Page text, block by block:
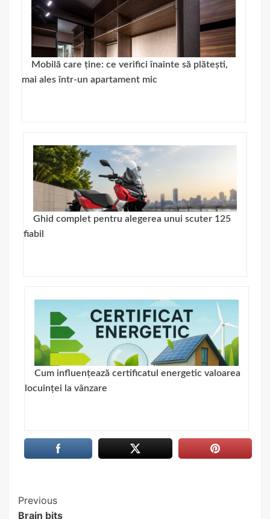
Mobilă care ține: ce verifici înainte să plătești,
mai ales într-un apartament mic
Ghid complet pentru alegerea unui scuter 125
fiabil
Cum influențează certificatul energetic valoarea
locuinței la vânzare
Continue
Previous
Brain bits